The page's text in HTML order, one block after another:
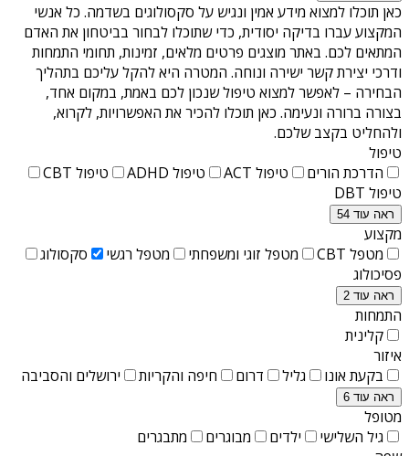
כאן תוכלו למצוא מידע אמין ונגיש על סקסולוגים בשדמה. כל אנשי
המקצוע עברו בדיקה יסודית, כדי שתוכלו לבחור בביטחון את האדם
המתאים לכם. באתר מוצגים פרטים מלאים, זמינות, תחומי התמחות
ודרכי יצירת קשר ישירה ונוחה. המטרה היא להקל עליכם בתהליך
הבחירה – לאפשר למצוא טיפול שנכון לכם באמת, במקום אחד,
בצורה ברורה ונעימה. כאן תוכלו להכיר את האפשרויות, לקרוא,
ולהחליט בקצב שלכם.
טיפול
הדרכת הורים
טיפול ACT טיפול ADHD
טיפול CBT
טיפול DBT
ראה עוד 54
מקצוע
מטפל CBT
מטפל זוגי ומשפחתי מטפל רגשי
סקסולוג
פסיכולוג
ראה עוד 2
התמחות
קלינית
איזור
בקעת אונו
גליל דרום חיפה והקריות ירושלים והסביבה
ראה עוד 6
מטופל
גיל השלישי
ילדים מבוגרים
מתבגרים